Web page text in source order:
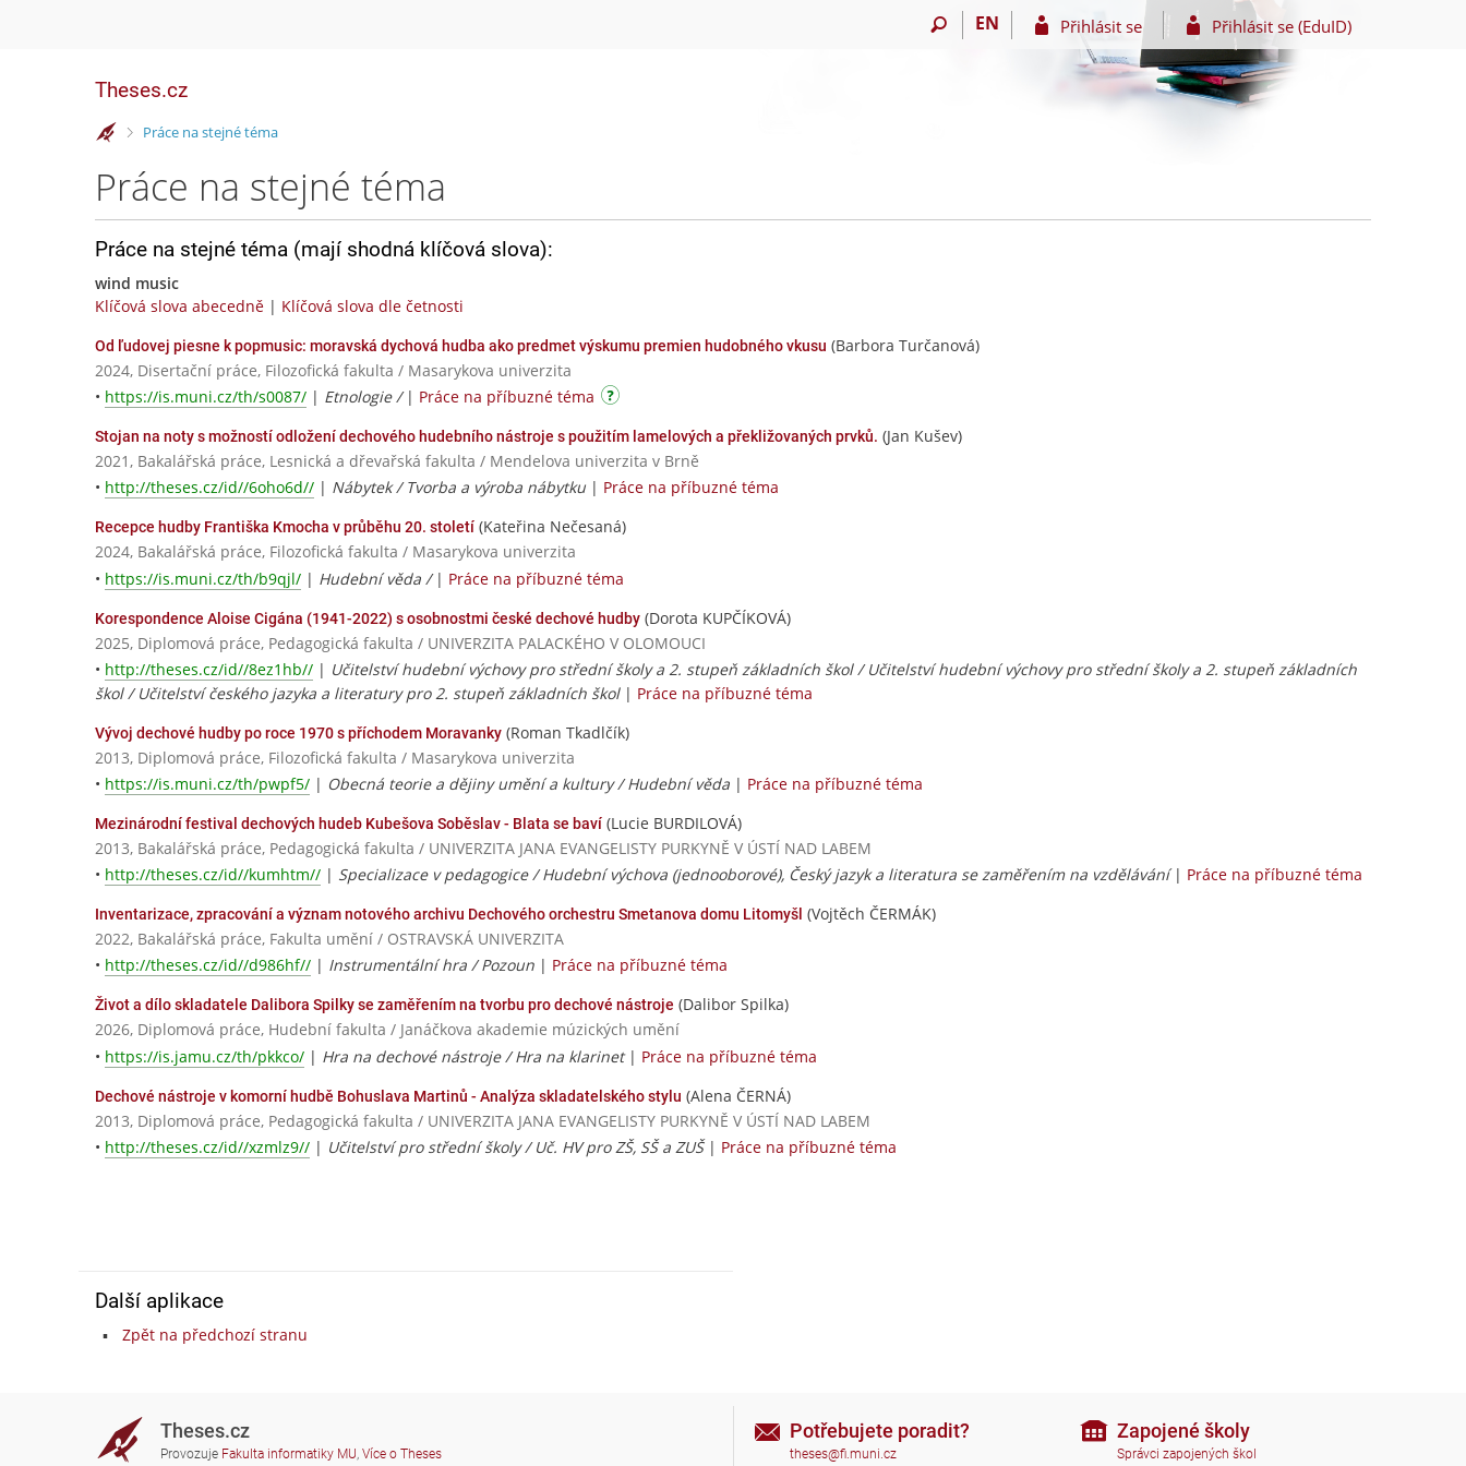
EN Přihlásit se Přihlásit se (EduID)
Theses.cz
>Práce na stejné téma
Práce na stejné téma
Práce na stejné téma (mají shodná klíčová slova):
wind music
Klíčová slova abecedně | Klíčová slova dle četnosti
Od ľudovej piesne k popmusic: moravská dychová hudba ako predmet výskumu premien hudobného vkusu (Barbora Turčanová)
2024, Disertační práce, Filozofická fakulta / Masarykova univerzita
• https://is.muni.cz/th/s0087/ | Etnologie / | Práce na příbuzné téma
Stojan na noty s možností odložení dechového hudebního nástroje s použitím lamelových a překližovaných prvků. (Jan Kušev)
2021, Bakalářská práce, Lesnická a dřevařská fakulta / Mendelova univerzita v Brně
• http://theses.cz/id//6oho6d// | Nábytek / Tvorba a výroba nábytku | Práce na příbuzné téma
Recepce hudby Františka Kmocha v průběhu 20. století (Kateřina Nečesaná)
2024, Bakalářská práce, Filozofická fakulta / Masarykova univerzita
• https://is.muni.cz/th/b9qjl/ | Hudební věda / | Práce na příbuzné téma
Korespondence Aloise Cigána (1941-2022) s osobnostmi české dechové hudby (Dorota KUPČÍKOVÁ)
2025, Diplomová práce, Pedagogická fakulta / UNIVERZITA PALACKÉHO V OLOMOUCI
• http://theses.cz/id//8ez1hb// | Učitelství hudební výchovy pro střední školy a 2. stupeň základních škol / Učitelství hudební výchovy pro střední školy a 2. stupeň základních
škol / Učitelství českého jazyka a literatury pro 2. stupeň základních škol| Práce na příbuzné téma
Vývoj dechové hudby po roce 1970 s příchodem Moravanky (Roman Tkadlčík)
2013, Diplomová práce, Filozofická fakulta / Masarykova univerzita
• https://is.muni.cz/th/pwpf5/ | Obecná teorie a dějiny umění a kultury / Hudební věda | Práce na příbuzné téma
Mezinárodní festival dechových hudeb Kubešova Soběslav - Blata se baví (Lucie BURDILOVÁ)
2013, Bakalářská práce, Pedagogická fakulta / UNIVERZITA JANA EVANGELISTY PURKYNĚ V ÚSTÍ NAD LABEM
• http://theses.cz/id//kumhtm// | Specializace v pedagogice / Hudební výchova (jednooborové), Český jazyk a literatura se zaměřením na vzdělávání| Práce na příbuzné téma
Inventarizace, zpracování a význam notového archivu Dechového orchestru Smetanova domu Litomyšl (Vojtěch ČERMÁK)
2022, Bakalářská práce, Fakulta umění / OSTRAVSKÁ UNIVERZITA
• http://theses.cz/id//d986hf// | Instrumentální hra / Pozoun | Práce na příbuzné téma
Život a dílo skladatele Dalibora Spilky se zaměřením na tvorbu pro dechové nástroje (Dalibor Spilka)
2026, Diplomová práce, Hudební fakulta / Janáčkova akademie múzických umění
• https://is.jamu.cz/th/pkkco/ | Hra na dechové nástroje / Hra na klarinet| Práce na příbuzné téma
Dechové nástroje v komorní hudbě Bohuslava Martinů - Analýza skladatelského stylu (Alena ČERNÁ)
2013, Diplomová práce, Pedagogická fakulta / UNIVERZITA JANA EVANGELISTY PURKYNĚ V ÚSTÍ NAD LABEM
• http://theses.cz/id//xzmlz9// | Učitelství pro střední školy / Uč. HV pro ZŠ, SŠ a ZUŠ| Práce na příbuzné téma
Další aplikace
Zpět na předchozí stranu
Theses.cz
Provozuje Fakulta informatiky MU, Více o Theses
Potřebujete poradit?
theses@fi.muni.cz
Zapojené školy
Správci zapojených škol